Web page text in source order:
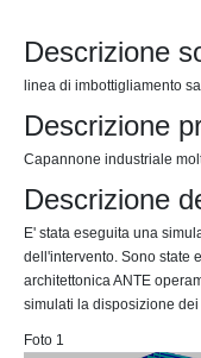
Descrizione
linea di imbottigliamento
Descrizione
Capannone industriale
Descrizione
E' stata eseguita una
dell'intervento. Sono state
architettonica ANTE
simulati la disposizione
Foto 1